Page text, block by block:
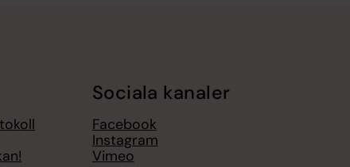
Sociala kanaler
Facebook
Instagram
Vimeo